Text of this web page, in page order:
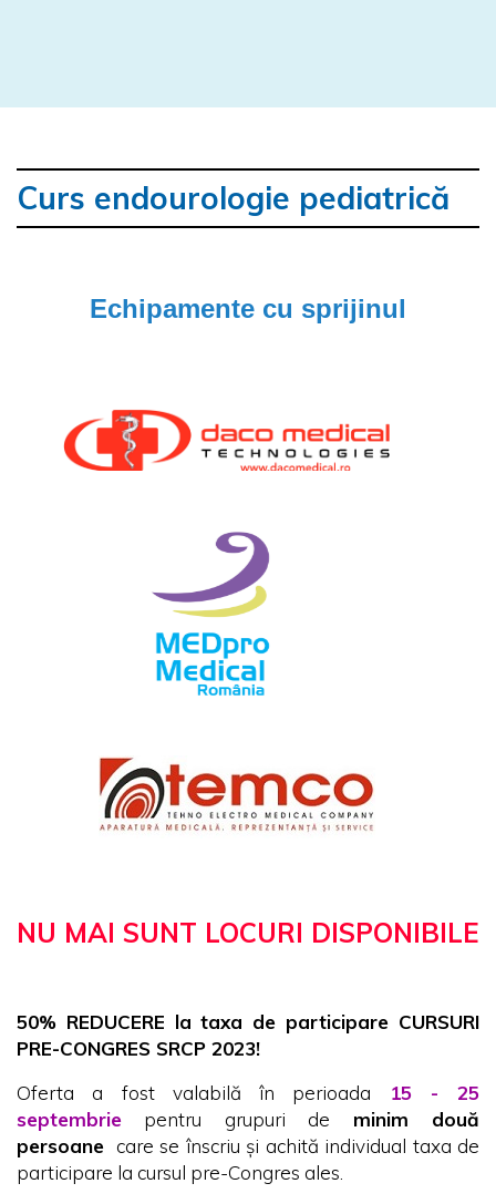
Curs endourologie pediatrică
Echipamente cu sprijinul
NU MAI SUNT LOCURI DISPONIBILE
50% REDUCERE la taxa de participare CURSURI
PRE-CONGRES SRCP 2023!
Oferta a fost valabilă în perioada
15 - 25
septembrie pentru grupuri de minim două
persoane care se înscriu și achită individual taxa de
participare la cursul pre-Congres ales.